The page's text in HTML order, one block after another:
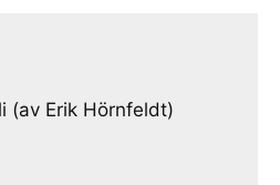
(av Erik Hörnfeldt)